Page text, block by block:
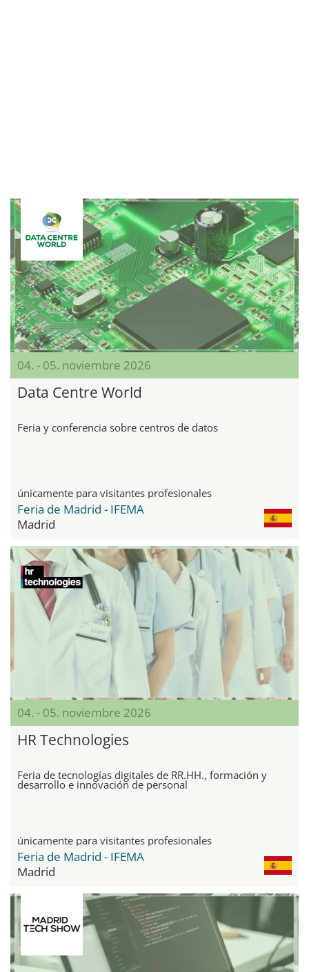
04. - 05. noviembre 2026
Data Centre World
Feria y conferencia sobre centros de datos
únicamente para visitantes profesionales
Feria de Madrid - IFEMA
Madrid
04. - 05. noviembre 2026
HR Technologies
Feria de tecnologías digitales de RR.HH., formación y
desarrollo e innovación de personal
únicamente para visitantes profesionales
Feria de Madrid - IFEMA
Madrid